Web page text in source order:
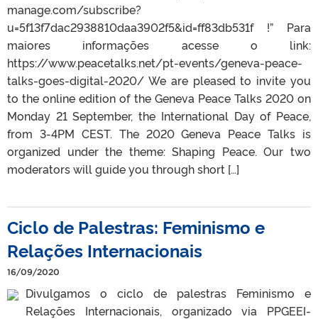
manage.com/subscribe?
u=5f13f7dac2938810daa3902f5&id=ff83db531f !” Para
maiores informações acesse o link:
https://www.peacetalks.net/pt-events/geneva-peace-
talks-goes-digital-2020/ We are pleased to invite you
to the online edition of the Geneva Peace Talks 2020 on
Monday 21 September, the International Day of Peace,
from 3-4PM CEST. The 2020 Geneva Peace Talks is
organized under the theme: Shaping Peace. Our two
moderators will guide you through short […]
Ciclo de Palestras: Feminismo e
Relações Internacionais
16/09/2020
Divulgamos o ciclo de palestras Feminismo e
Relações Internacionais, organizado via PPGEEI-